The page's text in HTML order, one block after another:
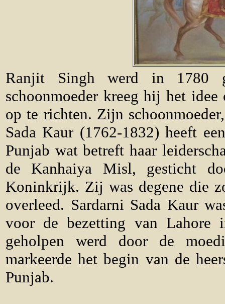
Ranjit Singh werd in 1780
schoonmoeder kreeg hij het
op te richten. Zijn
Sada Kaur (1762-1832) heeft
Punjab wat betreft haar
de Kanhaiya Misl, gesticht
Koninkrijk. Zij was degene die
overleed. Sardarni Sada Kaur
voor de bezetting van
geholpen werd door de
markeerde het begin van de
Punjab.